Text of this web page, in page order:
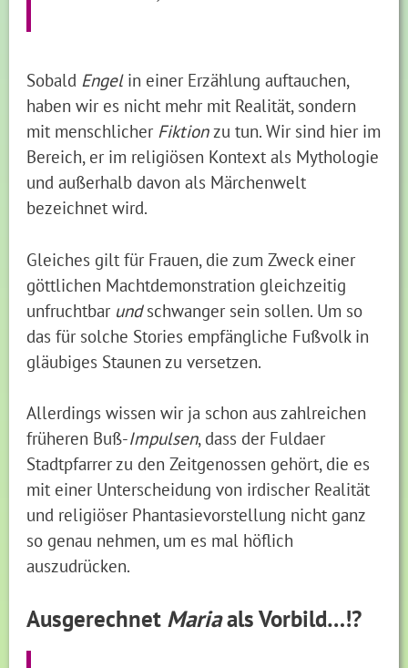
Sobald Engel in einer Erzählung auftauchen,
haben wir es nicht mehr mit Realität, sondern
mit menschlicher Fiktionzu tun. Wir sind hier im
Bereich, er im religiösen Kontext als Mythologie
und außerhalb davon als Märchenwelt
bezeichnet wird.
Gleiches gilt für Frauen, die zum Zweck einer
göttlichen Machtdemonstration gleichzeitig
unfruchtbar undschwanger sein sollen. Um so
das für solche Stories empfängliche Fußvolk in
gläubiges Staunen zu versetzen.
Allerdings wissen wir ja schon aus zahlreichen
früheren Buß-Impulsen, dass der Fuldaer
Stadtpfarrer zu den Zeitgenossen gehört, die es
mit einer Unterscheidung von irdischer Realität
und religiöser Phantasievorstellung nicht ganz
so genau nehmen, um es mal höflich
auszudrücken.
Ausgerechnet Mariaals Vorbild…!?